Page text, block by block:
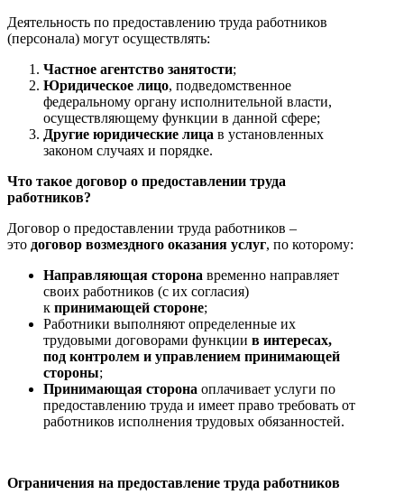
Деятельность по предоставлению труда работников
(персонала) могут осуществлять:
Частное агентство занятости;
Юридическое лицо, подведомственное
федеральному органу исполнительной власти,
осуществляющему функции в данной сфере;
Другие юридические лица в установленных
законом случаях и порядке.
Что такое договор о предоставлении труда
работников?
Договор о предоставлении труда работников –
это договор возмездного оказания услуг, по которому:
Направляющая сторона временно направляет
своих работников (с их согласия)
к принимающей стороне;
Работники выполняют определенные их
трудовыми договорами функции в интересах,
под контролем и управлением принимающей
стороны;
Принимающая сторона оплачивает услуги по
предоставлению труда и имеет право требовать от
работников исполнения трудовых обязанностей.
Ограничения на предоставление труда работников